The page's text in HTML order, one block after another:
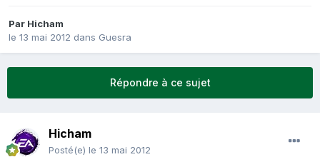
Par Hicham
le 13 mai 2012 dans Guesra
Répondre à ce sujet
Hicham
Posté(e) le 13 mai 2012